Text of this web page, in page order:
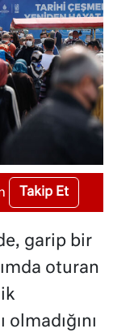
Takip Et
garip bir
oturan